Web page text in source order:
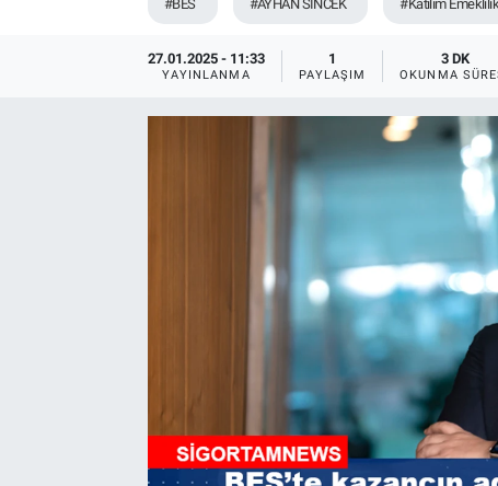
#BES #AYHAN SİNCEK #Katılım Emeklilik
27.01.2025 - 11:33
YAYINLANMA
1
PAYLAŞIM
3 DK
OKUNMA